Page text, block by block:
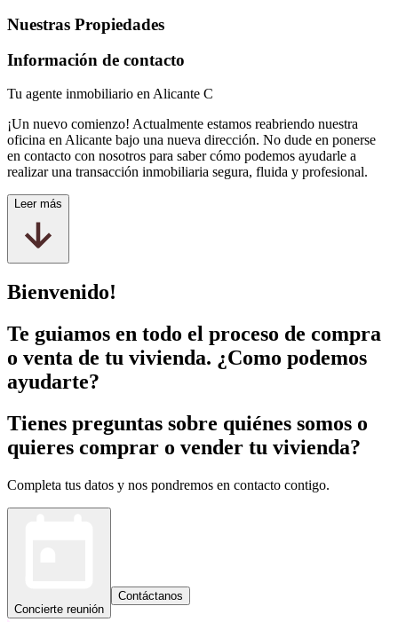
Nuestras Propiedades
Información de contacto
Tu agente inmobiliario en Alicante C
¡Un nuevo comienzo! Actualmente estamos reabriendo nuestra
oficina en Alicante bajo una nueva dirección. No dude en ponerse
en contacto con nosotros para saber cómo podemos ayudarle a
realizar una transacción inmobiliaria segura, fluida y profesional.
Leer más
Bienvenido!
Te guiamos en todo el proceso de compra
o venta de tu vivienda. ¿Como podemos
ayudarte?
Tienes preguntas sobre quiénes somos o
quieres comprar o vender tu vivienda?
Completa tus datos y nos pondremos en contacto contigo.
Concierte reunión
Contáctanos